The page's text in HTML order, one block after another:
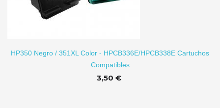
HP350 Negro / 351XL Color - HPCB336E/HPCB338E Cartuchos
Compatibles
3,50 €